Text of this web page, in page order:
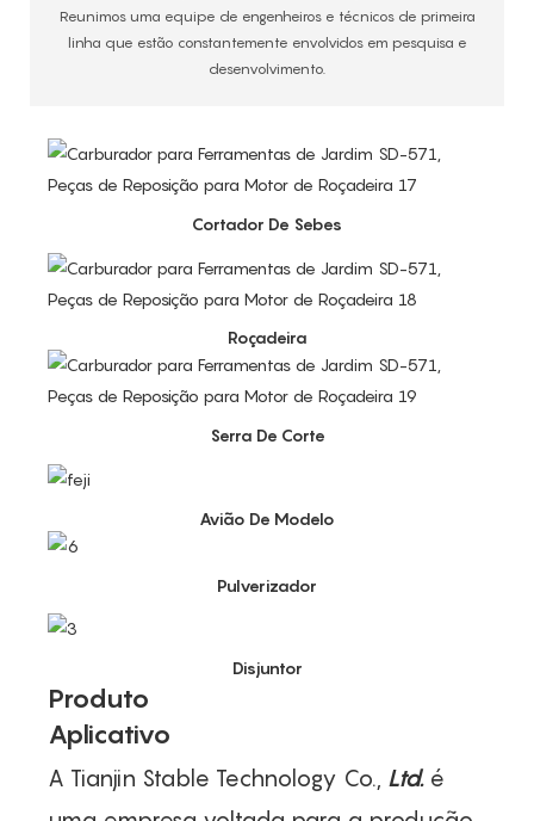
Reunimos uma equipe de engenheiros e técnicos de primeira
linha que estão constantemente envolvidos em pesquisa e
desenvolvimento.
Produto
Aplicativo
A Tianjin Stable Technology Co., Ltd.é
Cortador De Sebes
Roçadeira
Serra De Corte
Avião De Modelo
Pulverizador
Disjuntor